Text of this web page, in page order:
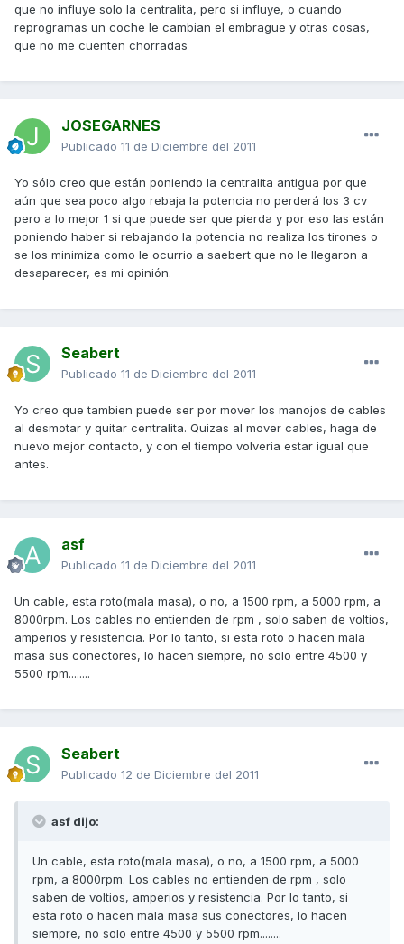
que no influye solo la centralita, pero si influye, o cuando
reprogramas un coche le cambian el embrague y otras cosas,
que no me cuenten chorradas
JOSEGARNES
Publicado 11 de Diciembre del 2011
Yo sólo creo que están poniendo la centralita antigua por que
aún que sea poco algo rebaja la potencia no perderá los 3 cv
pero a lo mejor 1 si que puede ser que pierda y por eso las están
poniendo haber si rebajando la potencia no realiza los tirones o
se los minimiza como le ocurrio a saebert que no le llegaron a
desaparecer, es mi opinión.
Seabert
Publicado 11 de Diciembre del 2011
Yo creo que tambien puede ser por mover los manojos de cables
al desmotar y quitar centralita. Quizas al mover cables, haga de
nuevo mejor contacto, y con el tiempo volveria estar igual que
antes.
asf
Publicado 11 de Diciembre del 2011
Un cable, esta roto(mala masa), o no, a 1500 rpm, a 5000 rpm, a
8000rpm. Los cables no entienden de rpm , solo saben de voltios,
amperios y resistencia. Por lo tanto, si esta roto o hacen mala
masa sus conectores, lo hacen siempre, no solo entre 4500 y
5500 rpm........
Seabert
Publicado 12 de Diciembre del 2011
asf dijo:
Un cable, esta roto(mala masa), o no, a 1500 rpm, a 5000
rpm, a 8000rpm. Los cables no entienden de rpm , solo
saben de voltios, amperios y resistencia. Por lo tanto, si
esta roto o hacen mala masa sus conectores, lo hacen
siempre, no solo entre 4500 y 5500 rpm........